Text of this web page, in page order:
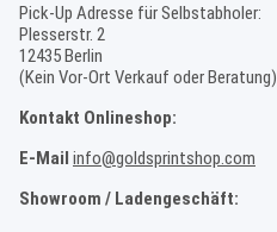
Pick-Up Adresse für Selbstabholer:
Plesserstr. 2
12435 Berlin
(Kein Vor-Ort Verkauf oder Beratung)
Kontakt Onlineshop:
E-Mail info@goldsprintshop.com
Showroom / Ladengeschäft: